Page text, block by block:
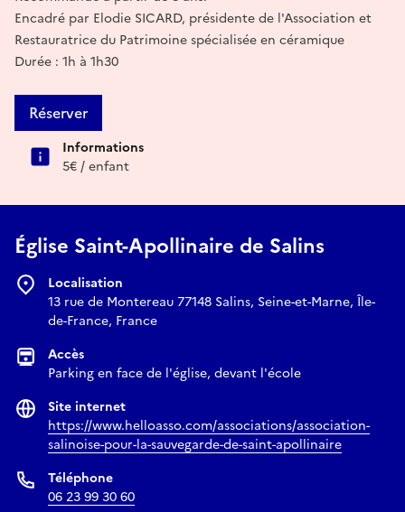
Encadré par Elodie SICARD, présidente de l'Association et
Restauratrice du Patrimoine spécialisée en céramique
Durée : 1h à 1h30
Réserver
Informations
5€ / enfant
Église Saint-Apollinaire de Salins
Localisation
13 rue de Montereau 77148 Salins, Seine-et-Marne, Île-
de-France, France
Accès
Parking en face de l'église, devant l'école
Site internet
https://www.helloasso.com/associations/association-
salinoise-pour-la-sauvegarde-de-saint-apollinaire
Téléphone
06 23 99 30 60